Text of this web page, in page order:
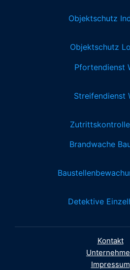
Objektschutz
Objektschutz
Pfortendienst
Streifendienst
Brandwache
Detektive
Kontakt
Impressum